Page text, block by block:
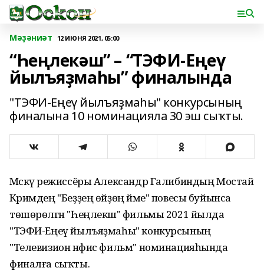
Мәҙәниәт 12 ИЮНЯ 2021, 05:00
“Һеңлекәш” – “ТЭФИ-Еңеү
йылъяҙмаһы” финалында
"ТЭФИ-Еңеү йылъяҙмаһы" конкурсының
финалына 10 номинацияла 30 эш сыҡты.
Мәскәү режиссёры Александр Галибиндың Мостай
Кәримдең "Беҙҙең өйҙөң йәме" повесы буйынса
төшөрөлгән "Һеңлекәш" фильмы 2021 йылда
"ТЭФИ-Еңеү йылъяҙмаһы" конкурсының
"Телевизион нәфис фильм" номинацияһында
финалға сыҡты.